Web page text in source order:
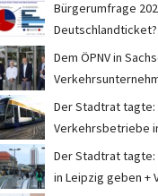
Bürgerumfrage
Deutschlandticket?
Dem ÖPNV in
Der Stadtrat tagte:
Verkehrsbetriebe
Der Stadtrat tagte:
in Leipzig geben +